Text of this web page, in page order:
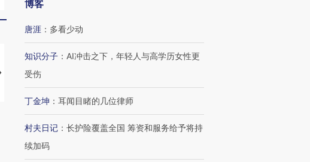
【推广】走进第四届链博
有意思的生活方式·第三对
博客
唐涯 ： 多看少动
知识分子 ： AI冲击之下，年轻人与高学历女性更
受伤
丁金坤 ： 耳闻目睹的几位律师
村夫日记 ： 长护险覆盖全国 筹资和服务给予将持
续加码